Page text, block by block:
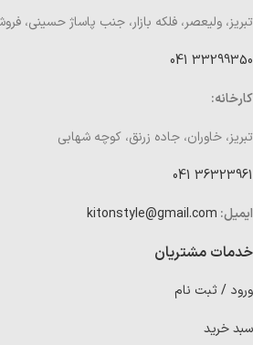
تبریز، ولیعصر، فلکه بازار، جنب پاساژ حسینی،
33299350 041
کارخانه:
تبریز، خاوران، جاده زرنق، کوچه شهابی
36323961 041
ایمیل: kitonstyle@gmail.com
خدمات مشتریان
ورود / ثبت نام
سبد خرید